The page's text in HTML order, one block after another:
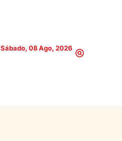
Sábado, 08 Ago, 2026